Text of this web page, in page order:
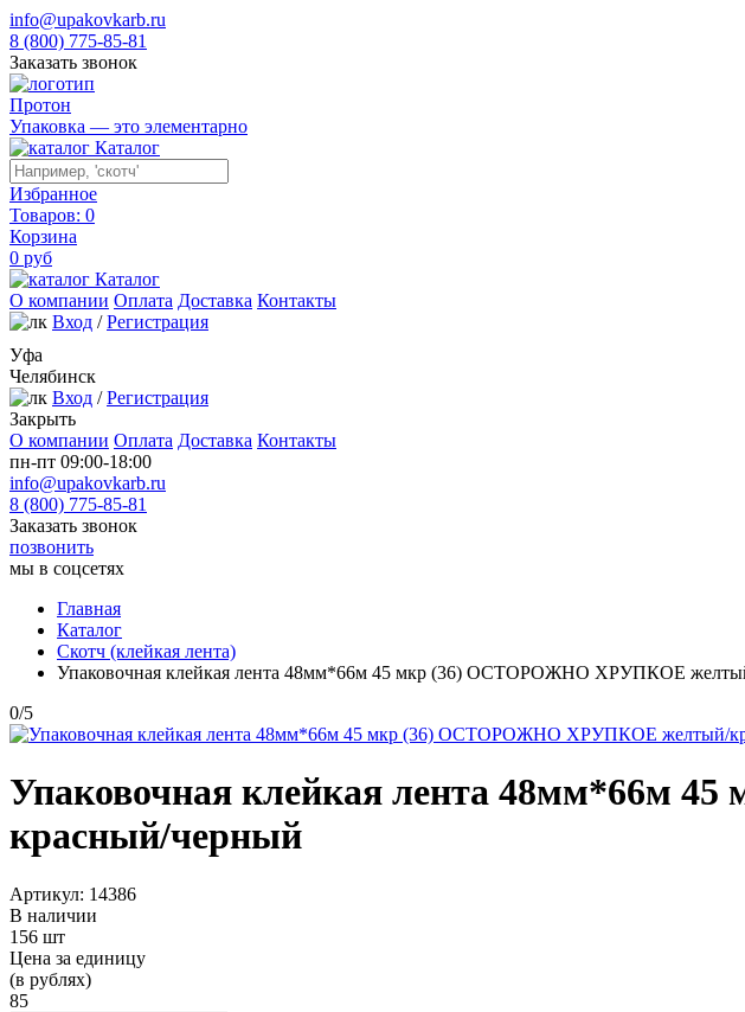
info@upakovkarb.ru
8 (800) 775-85-81
Заказать звонок
Протон
Упаковка — это элементарно
Каталог
Избранное
Товаров: 0
Корзина
0 руб
Каталог
О компании Оплата Доставка Контакты
Вход / Регистрация
Уфа
Челябинск
Вход / Регистрация
Закрыть
О компании Оплата Доставка Контакты
пн-пт 09:00-18:00
info@upakovkarb.ru
8 (800) 775-85-81
Заказать звонок
позвонить
мы в соцсетях
Главная
Каталог
Скотч (клейкая лента)
Упаковочная клейкая лента 48мм*66м 45 мкр (36) ОСТОРОЖНО ХРУПКОЕ
0/5
Упаковочная клейкая лента
красный/черный
Артикул: 14386
В наличии
156 шт
Цена за единицу
(в рублях)
85